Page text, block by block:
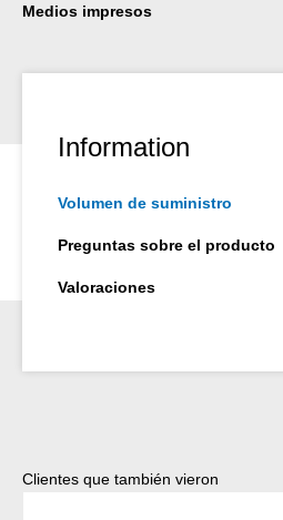
Medios impresos
Information
Volumen de suministro
Preguntas sobre el producto
Valoraciones
Omitir la galería de productos
Clientes que también vieron